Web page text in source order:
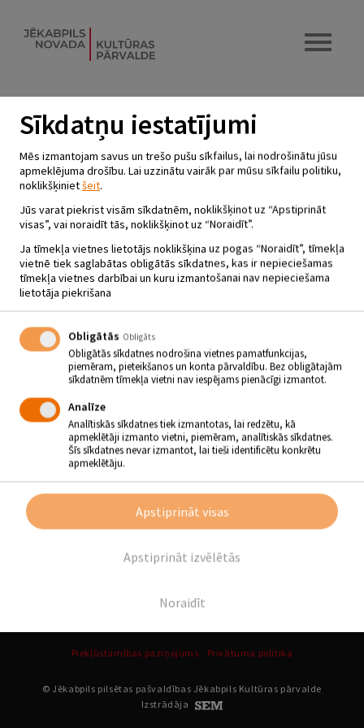
ANIMĀCIJAS FILMA “200%
VILKS” AKNĪSTĒ
23.10.2025 - plkst.15.00
Valdemāra Ancīša Aknīstes bibliotēka
23.10. plkst. 15.00 Animācijas filma “200% VILKS”
Valdemāra Ancīša Aknīstes bibliotēkā.
Rudens brīvdienu kino piedāvājums skolēniem!
Kad Fredija Lupina aplamā vēlēšanās pārvērš viņu par vilkaci un
uzdevums atjaunot kosmisko kārtību, pirms Zeme un Mēness
saduras.
Ieejas maksa: 3,- EUR
Atpakaļ
Piekļūstamības paziņojums Privātuma politika
© Jēkabpils pilsētas pašvaldības Jēkabpils Kultūras pārvalde
Izstrādāja
Sīkdatņu iestatījumi
Mēs izmantojam savus un trešo pušu sīkfailus, lai nodrošinātu jūsu
apmeklējuma drošību. Lai uzzinātu vairāk par mūsu sīkfailu politiku,
noklikšķinietšeit.
Jūs varat piekrist visām sīkdatnēm, noklikšķinot uz “Apstiprināt
visas”, vai noraidīt tās, noklikšķinot uz “Noraidīt”.
Ja tīmekļa vietnes lietotājs noklikšķina uz pogas “Noraidīt”, tīmekļa
vietnē tiek saglabātas obligātās sīkdatnes, kas ir nepieciešamas
tīmekļa vietnes darbībai un kuru izmantošanai nav nepieciešama
lietotāja piekrišana
Obligātās Obligāts
Obligātās sīkdatnes nodrošina vietnes pamatfunkcijas,
piemēram, pieteikšanos un konta pārvaldību. Bez obligātajām
sīkdatnēm tīmekļa vietni nav iespējams pienācīgi izmantot.
Analīze
Analītiskās sīkdatnes tiek izmantotas, lai redzētu, kā
apmeklētāji izmanto vietni, piemēram, analītiskās sīkdatnes.
Šīs sīkdatnes nevar izmantot, lai tieši identificētu konkrētu
apmeklētāju.
Noraidīt
Apstiprināt izvēlētās
Apstiprināt visas